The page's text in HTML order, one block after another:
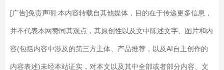
[广告]免责声明:本内容转载自其他媒体，目的在于传递更多信息，
并不代表本网赞同其观点，其原创性以及文中陈述文字、图片和内
容(包括内容中涉及的第三方主体、产品推荐，以及AI自主创作的
内容表述)未经本站证实，对本文以及其中全部或者部分内容、文